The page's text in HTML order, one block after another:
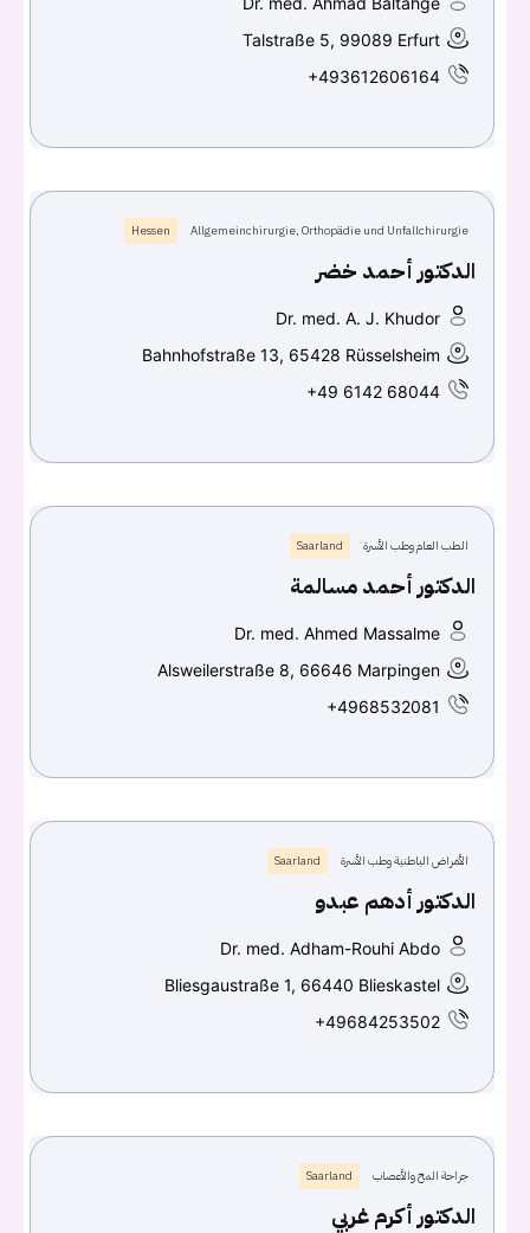
Talstraße 5, 99089 Erfurt
+493612606164
Allgemeinchirurgie, Orthopädie und Unfallchirurgie
Hessen
الدكتور أحمد خضر
Dr. med. A. J. Khudor
Bahnhofstraße 13, 65428 Rüsselsheim
+49 6142 68044
الطب العام وطب الأسرة Saarland
الدكتور أحمد مسالمة
Dr. med. Ahmed Massalme
Alsweilerstraße 8, 66646 Marpingen
+4968532081
الأمراض الباطنية وطب الأسرة Saarland
الدكتور أدهم عبدو
Dr. med. Adham-Rouhi Abdo
Bliesgaustraße 1, 66440 Blieskastel
+49684253502
جراحة المخ والأعصاب Saarland
الدكتور أكرم غربي